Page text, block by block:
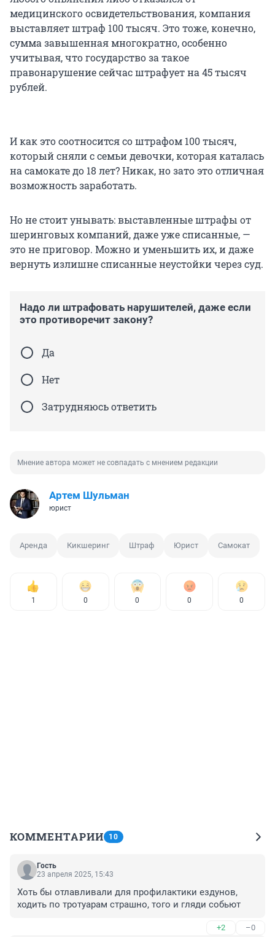
медицинского освидетельствования, компания
выставляет штраф 100 тысяч. Это тоже, конечно,
сумма завышенная многократно, особенно
учитывая, что государство за такое
правонарушение сейчас штрафует на 45 тысяч
рублей.
И как это соотносится со штрафом 100 тысяч,
который сняли с семьи девочки, которая каталась
на самокате до 18 лет? Никак, но зато это отличная
возможность заработать.
Но не стоит унывать: выставленные штрафы от
шеринговых компаний, даже уже списанные, —
это не приговор. Можно и уменьшить их, и даже
вернуть излишне списанные неустойки через суд.
Надо ли штрафовать нарушителей, даже если
это противоречит закону?
Да
Нет
Затрудняюсь ответить
Мнение автора может не совпадать с мнением редакции
Артем Шульман
юрист
Аренда Кикшеринг Штраф Юрист Самокат
1 0 0 0 0
КОММЕНТАРИИ 10
Гость
23 апреля 2025, 15:43
Хоть бы отлавливали для профилактики ездунов,
ходить по тротуарам страшно, того и гляди собьют
+2 –0